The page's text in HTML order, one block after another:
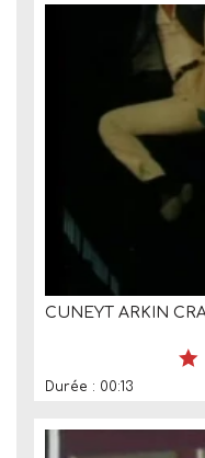
CUNEYT ARKIN
Durée : 00:13